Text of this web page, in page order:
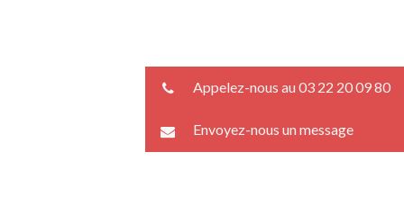
Appelez-nous au 03 22 20 09 80
Envoyez-nous un message